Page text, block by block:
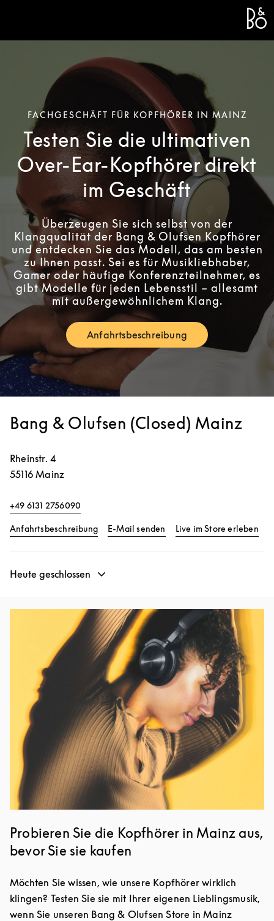
FACHGESCHÄFT FÜR KOPFHÖRER IN MAINZ
Testen Sie die ultimativen
Over-Ear-Kopfhörer direkt
im Geschäft
Überzeugen Sie sich selbst von der
Klangqualität der Bang & Olufsen Kopfhörer
und entdecken Sie das Modell, das am besten
zu Ihnen passt. Sei es für Musikliebhaber,
Gamer oder häufige Konferenzteilnehmer, es
gibt Modelle für jeden Lebensstil – allesamt
mit außergewöhnlichem Klang.
AnfahrtsbeschreibungLink Opens in New Tab
Bang & Olufsen (Closed) Mainz
Rheinstr. 4
55116 Mainz
+49 6131 2756090
AnfahrtsbeschreibungLink Opens in New Tab
E-Mail senden Live im Store erleben
Heute geschlossen
Probieren Sie die Kopfhörer in Mainz aus,
bevor Sie sie kaufen
Möchten Sie wissen, wie unsere Kopfhörer wirklich
klingen? Testen Sie sie mit Ihrer eigenen Lieblingsmusik,
wenn Sie unseren Bang & Olufsen Store in Mainz